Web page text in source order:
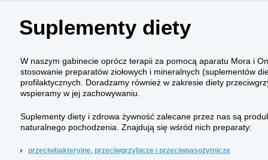
(bez nakłuwania i nacinania,
bardzo ważne w przypadku
Suplementy diety
W naszym gabinecie oprócz terapii za pomocą aparatu Mora i
stosowanie preparatów ziołowych i mineralnych (suplementów
profilaktycznych. Doradzamy również w zakresie diety
wspieramy w jej zachowywaniu.
Suplementy diety i zdrowa żywność zalecane przez nas są
naturalnego pochodzenia. Znajdują się wśród nich preparaty:
przeciwbakteryjne, przeciwgrzybicze i przeciwpasożytnicze